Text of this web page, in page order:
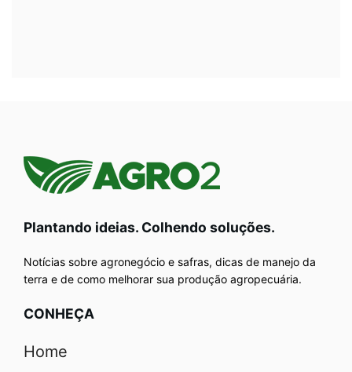
Plantando ideias. Colhendo soluções.
Notícias sobre agronegócio e safras, dicas de manejo da
terra e de como melhorar sua produção agropecuária.
CONHEÇA
Home